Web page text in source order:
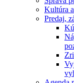
Kultúra
Predaj,